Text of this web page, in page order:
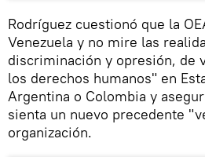
Rodríguez cuestionó que la
Venezuela y no mire las
discriminación y opresión, de
los derechos humanos" en
Argentina o Colombia y
sienta un nuevo precedente
organización.